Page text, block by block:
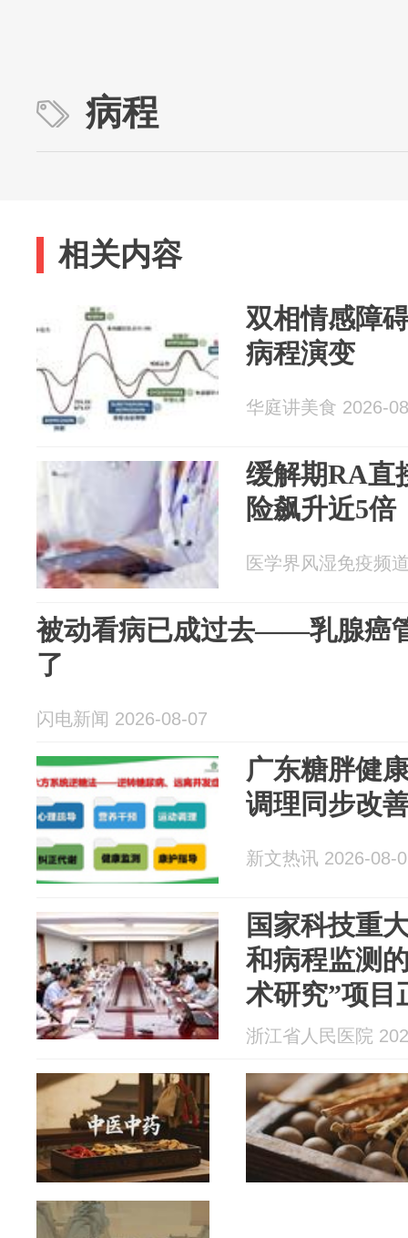
病程
相关内容
双相情感障
病程演变
华庭讲美食 2026-
缓解期RA直
险飙升近5
医学界风湿免疫频
被动看病已成过去——乳腺癌
了
闪电新闻 2026-08-07
广东糖胖健
调理同步改
新文热讯 2026-08-
国家科技重
和病程监测
术研究”项目
浙江省人民医院